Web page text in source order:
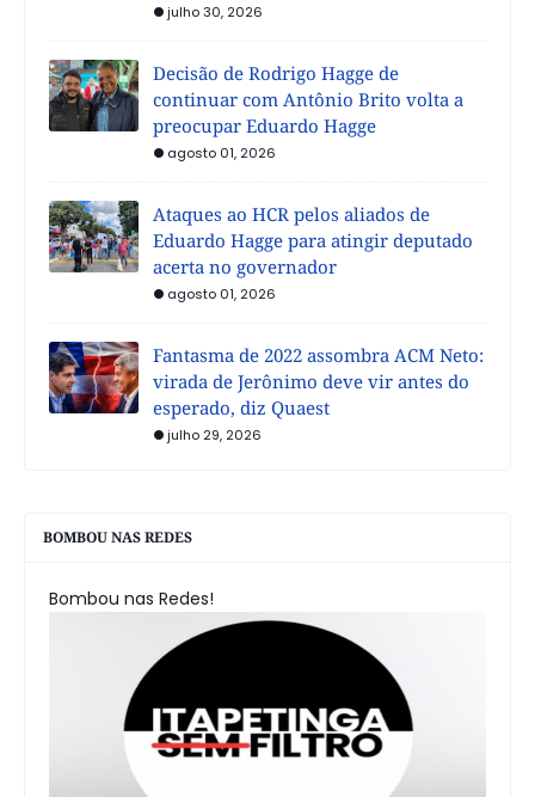
julho 30, 2026
Decisão de Rodrigo Hagge de
continuar com Antônio Brito volta a
preocupar Eduardo Hagge
agosto 01, 2026
Ataques ao HCR pelos aliados de
Eduardo Hagge para atingir deputado
acerta no governador
agosto 01, 2026
Fantasma de 2022 assombra ACM Neto:
virada de Jerônimo deve vir antes do
esperado, diz Quaest
julho 29, 2026
BOMBOU NAS REDES
Bombou nas Redes!